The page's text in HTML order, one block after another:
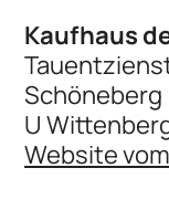
Kaufhaus
Schöneberg
U
Website